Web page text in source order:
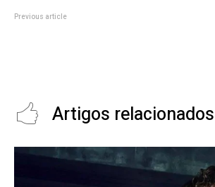
Previous article
Artigos relacionados